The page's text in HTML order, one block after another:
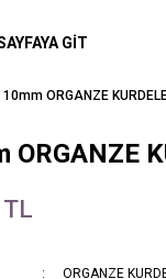
GİT
10mm ORGANZE
ORGANZE
ORGANZE